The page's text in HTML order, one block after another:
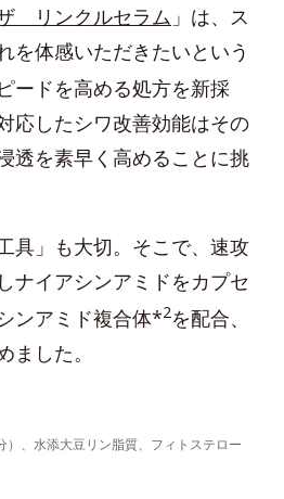
リンクルセラム 」は、ス
を体感いただきたいという
ードを高める処方を新採
応したシワ改善効能はその
透を素早く高めることに挑
具」も大切。そこで、速攻
ナイアシンアミドをカプセ
ンアミド複合体*2を配合、
ました。
、水添大豆リン脂質、フィトステロー